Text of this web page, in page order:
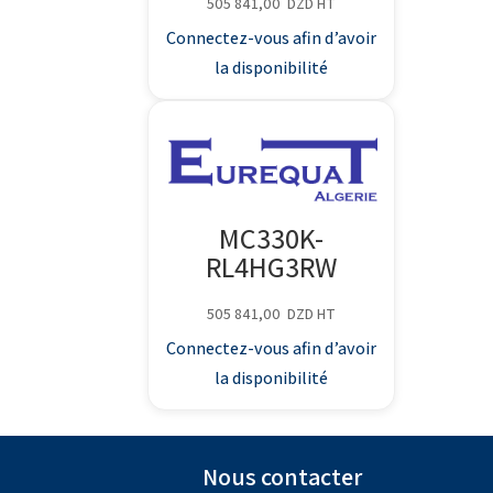
Connectez-vous afin d’avoir
la disponibilité
MC330K-
RL4HG3RW
505 841,00 DZD HT
Connectez-vous afin d’avoir
la disponibilité
Nous contacter